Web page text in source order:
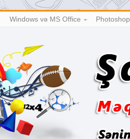
Windows və MS Office Photoshop